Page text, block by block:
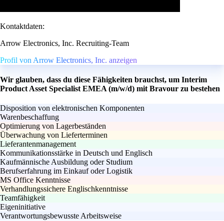
Kontaktdaten:
Arrow Electronics, Inc. Recruiting-Team
Profil von Arrow Electronics, Inc. anzeigen
Wir glauben, dass du diese Fähigkeiten brauchst, um Interim
Product Asset Specialist EMEA (m/w/d) mit Bravour zu bestehen
Disposition von elektronischen Komponenten
Warenbeschaffung
Optimierung von Lagerbeständen
Überwachung von Lieferterminen
Lieferantenmanagement
Kommunikationsstärke in Deutsch und Englisch
Kaufmännische Ausbildung oder Studium
Berufserfahrung im Einkauf oder Logistik
MS Office Kenntnisse
Verhandlungssichere Englischkenntnisse
Teamfähigkeit
Eigeninitiative
Verantwortungsbewusste Arbeitsweise